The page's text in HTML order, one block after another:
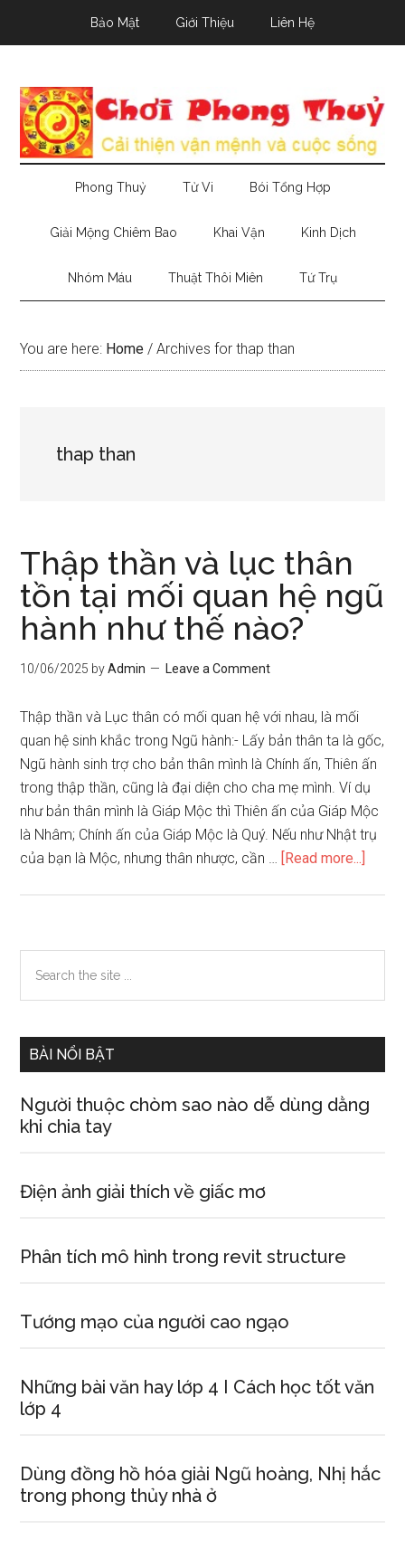
Bảo Mật Giới Thiệu Liên Hệ
Phong Thuỷ Tử Vi Bói Tổng Hợp
Giải Mộng Chiêm Bao Khai Vận Kinh Dịch
Nhóm Máu Thuật Thôi Miên Tứ Trụ
You are here: Home / Archives for thap than
thap than
Thập thần và lục thân
tồn tại mối quan hệ ngũ
hành như thế nào?
10/06/2025 byAdmin Leave a Comment
Thập thần và Lục thân có mối quan hệ với nhau, là mối
quan hệ sinh khắc trong Ngũ hành:- Lấy bản thân ta là gốc,
Ngũ hành sinh trợ cho bản thân mình là Chính ấn, Thiên ấn
trong thập thần, cũng là đại diện cho cha mẹ mình. Ví dụ
như bản thân mình là Giáp Mộc thì Thiên ấn của Giáp Mộc
là Nhâm; Chính ấn của Giáp Mộc là Quý. Nếu như Nhật trụ
của bạn là Mộc, nhưng thân nhược, cần … [Read more...]
lục
tồn
quan
ngũ
Primary
Sidebar
the
BÀI NỔI BẬT
Người thuộc chòm sao nào dễ dùng dằng
khi chia tay
Điện ảnh giải thích về giấc mơ
Phân tích mô hình trong revit structure
Tướng mạo của người cao ngạo
Những bài văn hay lớp 4 I Cách học tốt văn
lớp 4
Dùng đồng hồ hóa giải Ngũ hoàng, Nhị hắc
trong phong thủy nhà ở